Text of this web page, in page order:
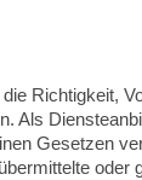
Richtigkeit,
Als
Gesetzen
oder